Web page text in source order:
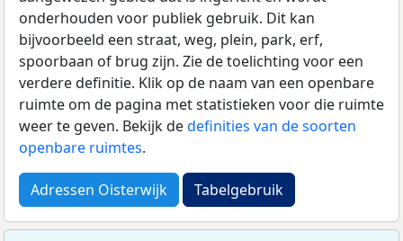
onderhouden voor publiek gebruik. Dit kan
bijvoorbeeld een straat, weg, plein, park, erf,
spoorbaan of brug zijn. Zie de toelichting voor een
verdere definitie. Klik op de naam van een openbare
ruimte om de pagina met statistieken voor die ruimte
weer te geven. Bekijk dedefinities van de soorten
openbare ruimtes.
Adressen Oisterwijk Tabelgebruik